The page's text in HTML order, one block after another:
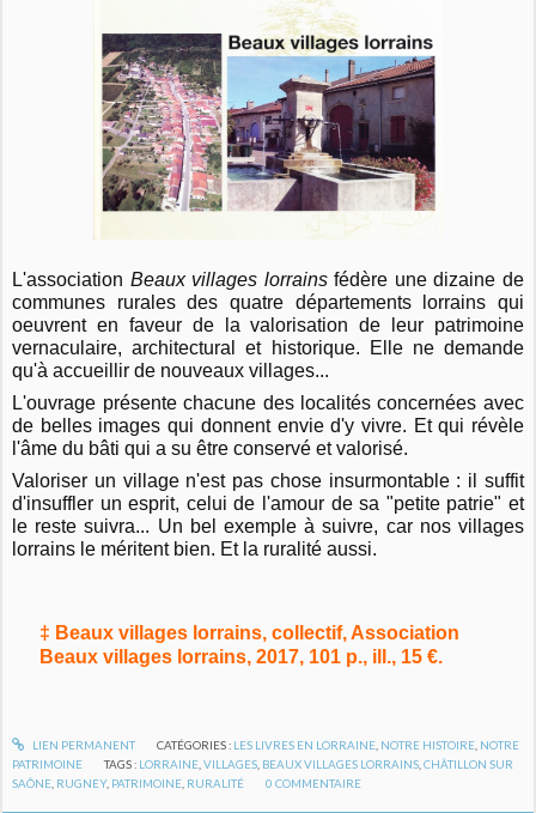
L'association Beaux villages lorrainsfédère une dizaine de
communes rurales des quatre départements lorrains qui
oeuvrent en faveur de la valorisation de leur patrimoine
vernaculaire, architectural et historique. Elle ne demande
qu'à accueillir de nouveaux villages...
L'ouvrage présente chacune des localités concernées avec
de belles images qui donnent envie d'y vivre. Et qui révèle
l'âme du bâti qui a su être conservé et valorisé.
Valoriser un village n'est pas chose insurmontable : il suffit
d'insuffler un esprit, celui de l'amour de sa "petite patrie" et
le reste suivra... Un bel exemple à suivre, car nos villages
lorrains le méritent bien. Et la ruralité aussi.
‡ Beaux villages lorrains, collectif, Association
Beaux villages lorrains, 2017, 101 p., ill., 15 €.
LIEN PERMANENT CATÉGORIES : LES LIVRES EN LORRAINE, NOTRE HISTOIRE, NOTRE
PATRIMOINE
TAGS : LORRAINE ,VILLAGES BEAUX VILLAGES LORRAINS ,CHÂTILLON SUR
SAÔNE RUGNEY, PATRIMOINE RURALITÉ 0 COMMENTAIRE